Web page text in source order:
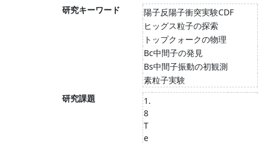
研究キーワード
陽子反陽子衝突実験CDF
ヒッグス粒子の探索
トップクォークの物理
Bc中間子の発見
Bs中間子振動の初観測
素粒子実験
研究課題
1.
8
T
e